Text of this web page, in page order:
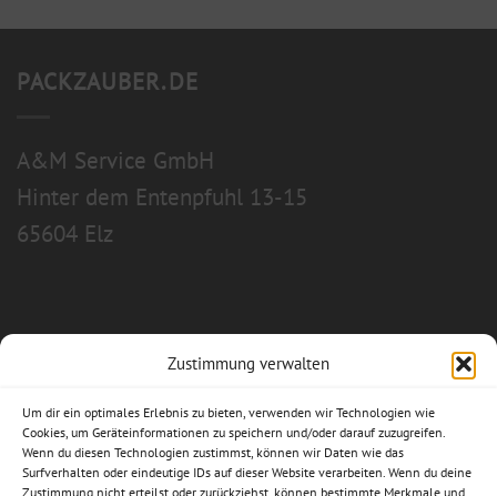
Zustimmung verwalten
Um dir ein optimales Erlebnis zu bieten, verwenden wir Technologien wie
Cookies, um Geräteinformationen zu speichern und/oder darauf zuzugreifen.
Wenn du diesen Technologien zustimmst, können wir Daten wie das
Surfverhalten oder eindeutige IDs auf dieser Website verarbeiten. Wenn du deine
Zustimmung nicht erteilst oder zurückziehst, können bestimmte Merkmale und
PACKZAUBER.DE
A&M Service GmbH
Hinter dem Entenpfuhl 13-15
65604 Elz
Allgemeine Geschäftsbedingungen
Impressum
Datenschutzerklärung